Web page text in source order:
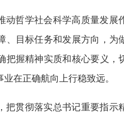
动哲学社会科学高质量发
、目标任务和发展方向，
把握精神实质和核心要义
在正确航向上行稳致远。
把贯彻落实总书记重要指示